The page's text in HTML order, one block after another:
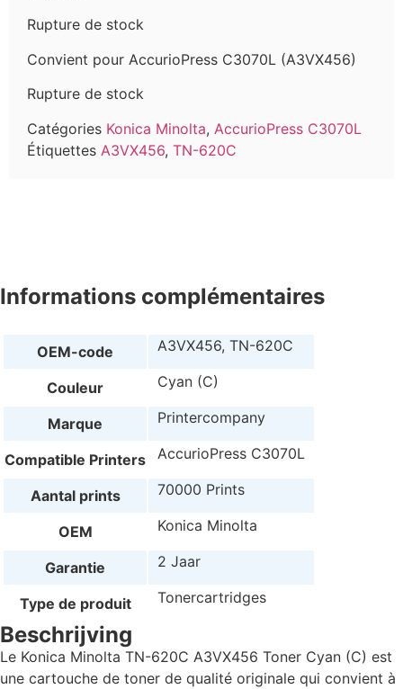
Rupture de stock
Convient pour AccurioPress C3070L (A3VX456)
Rupture de stock
Catégories Konica Minolta, AccurioPress C3070L
Étiquettes A3VX456, TN-620C
Informations complémentaires
OEM-code A3VX456, TN-620C
Couleur Cyan (C)
Marque Printercompany
Compatible Printers AccurioPress C3070L
Aantal prints 70000 Prints
OEM Konica Minolta
Garantie 2 Jaar
Type de produit Tonercartridges
Beschrijving
Le Konica Minolta TN-620C A3VX456 Toner Cyan (C) est
une cartouche de toner de qualité originale qui convient à